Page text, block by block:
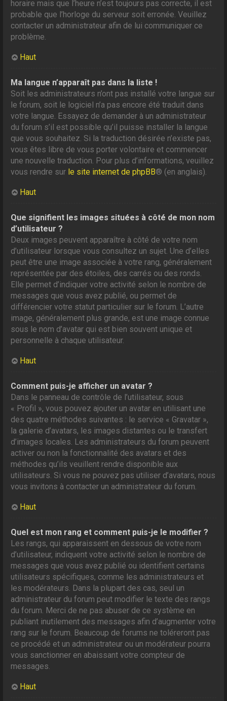
horaire mais que l’heure n’est toujours pas correcte, il est
probable que l’horloge du serveur soit erronée. Veuillez
contacter un administrateur afin de lui communiquer ce
problème.
Haut
Ma langue n’apparaît pas dans la liste !
Soit les administrateurs n’ont pas installé votre langue sur
le forum, soit le logiciel n’a pas encore été traduit dans
votre langue. Essayez de demander à un administrateur
du forum s’il est possible qu’il puisse installer la langue
que vous souhaitez. Si la traduction désirée n’existe pas,
vous êtes libre de vous porter volontaire et commencer
une nouvelle traduction. Pour plus d’informations, veuillez
vous rendre sur le site internet de phpBB® (en anglais).
Haut
Que signifient les images situées à côté de mon nom
d’utilisateur ?
Deux images peuvent apparaître à côté de votre nom
d’utilisateur lorsque vous consultez un sujet. Une d’elles
peut être une image associée à votre rang, généralement
représentée par des étoiles, des carrés ou des ronds.
Elle permet d’indiquer votre activité selon le nombre de
messages que vous avez publié, ou permet de
différencier votre statut particulier sur le forum. L’autre
image, généralement plus grande, est une image connue
sous le nom d’avatar qui est bien souvent unique et
personnelle à chaque utilisateur.
Haut
Comment puis-je afficher un avatar ?
Dans le panneau de contrôle de l’utilisateur, sous
« Profil », vous pouvez ajouter un avatar en utilisant une
des quatre méthodes suivantes : le service « Gravatar »,
la galerie d’avatars, les images distantes ou le transfert
d’images locales. Les administrateurs du forum peuvent
activer ou non la fonctionnalité des avatars et des
méthodes qu’ils veuillent rendre disponible aux
utilisateurs. Si vous ne pouvez pas utiliser d’avatars, nous
vous invitons à contacter un administrateur du forum.
Haut
Quel est mon rang et comment puis-je le modifier ?
Les rangs, qui apparaissent en dessous de votre nom
d’utilisateur, indiquent votre activité selon le nombre de
messages que vous avez publié ou identifient certains
utilisateurs spécifiques, comme les administrateurs et
les modérateurs. Dans la plupart des cas, seul un
administrateur du forum peut modifier le texte des rangs
du forum. Merci de ne pas abuser de ce système en
publiant inutilement des messages afin d’augmenter votre
rang sur le forum. Beaucoup de forums ne toléreront pas
ce procédé et un administrateur ou un modérateur pourra
vous sanctionner en abaissant votre compteur de
messages.
Haut